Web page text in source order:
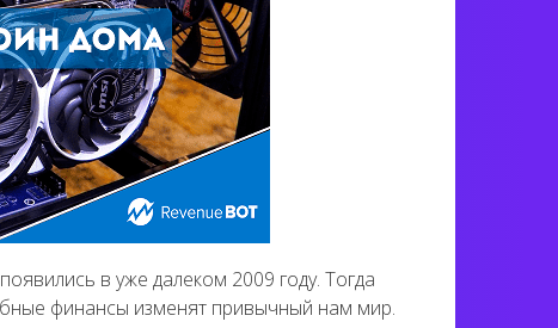
в уже далеком 2009 году. Тогда
финансы изменят привычный нам мир.